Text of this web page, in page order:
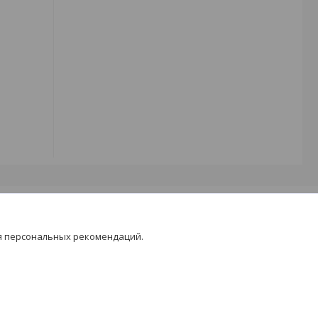
персональных рекомендаций.